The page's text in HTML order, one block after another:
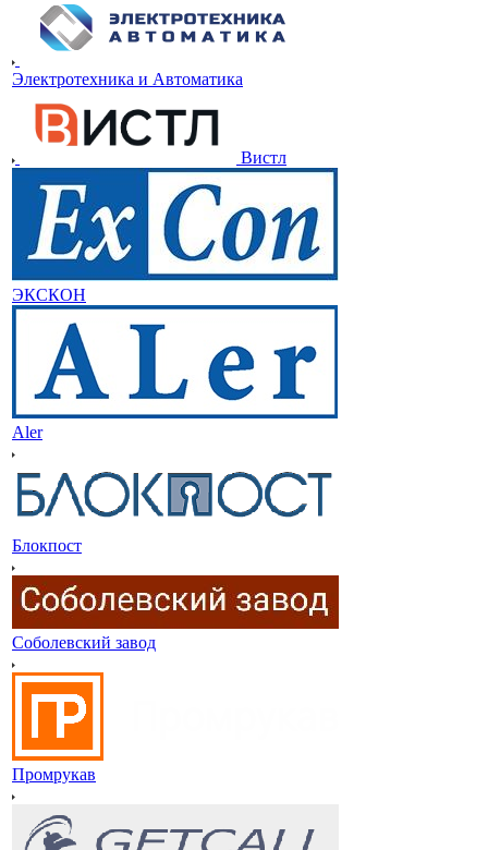
Электротехника и Автоматика
Вистл
ЭКСКОН
Aler
Блокпост
Соболевский завод
Промрукав